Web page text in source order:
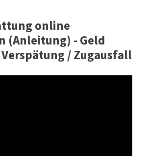
online
(Anleitung) - Geld
/ Zugausfall